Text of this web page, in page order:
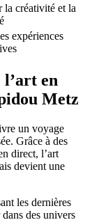
la créativité et la
expériences
en
Metz
un voyage
Grâce à des
direct, l’art
devient une
les dernières
des univers